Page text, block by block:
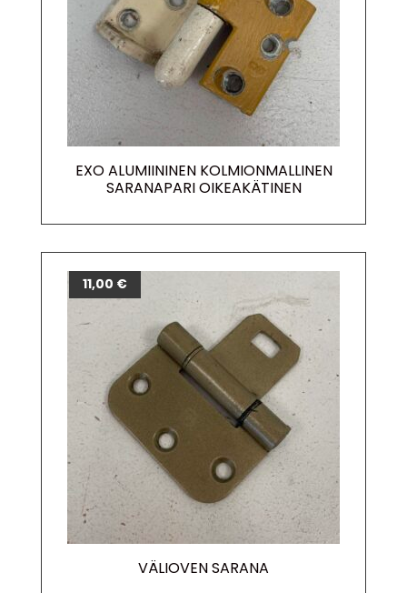
EXO ALUMIININEN KOLMIONMALLINEN
SARANAPARI OIKEAKÄTINEN
VÄLIOVEN SARANA
11,00 €